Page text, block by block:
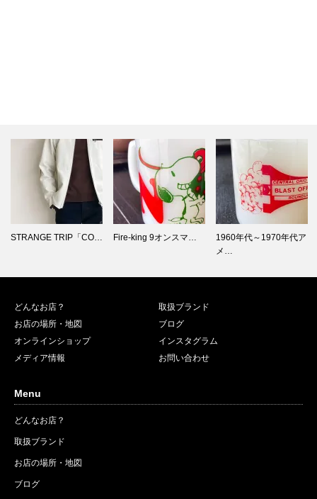
Fire-king 9オンスマ…
1960年代～1970年代ア
マメチコにFire-king
再…
どんなお店？
取扱ブランド
お店の場所・地図
ブログ
オンラインショップ
インスタグラム
メディア情報
お問い合わせ
Menu
どんなお店？
取扱ブランド
お店の場所・地図
ブログ